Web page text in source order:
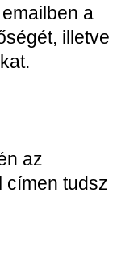
a
illetve
az
címen tudsz